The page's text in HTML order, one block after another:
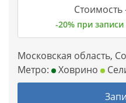
Стоимость
-20% при
Московская область,
Метро:
Ховрино